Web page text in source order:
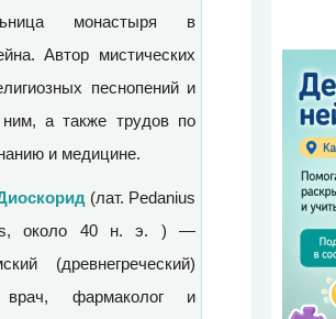
монастыря в
Автор мистических
песнопений и
а также трудов по
и медицине.
(лат. Pedanius
около 40 н. э. ) —
(древнегреческий)
врач, фармаколог и